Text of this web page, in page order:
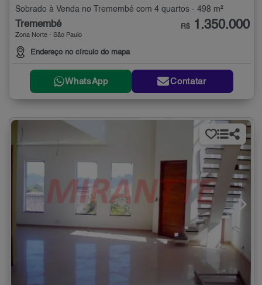
Sobrado à Venda no Tremembé com 4 quartos - 498 m²
Tremembé
Zona Norte - São Paulo
Endereço no círculo do mapa
R$ 1.350.000
WhatsApp Contatar